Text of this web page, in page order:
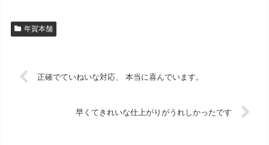
年賀本舗
正確でていねいな対応、 本当に喜んでいます。
早くてきれいな仕上がりがうれしかったです